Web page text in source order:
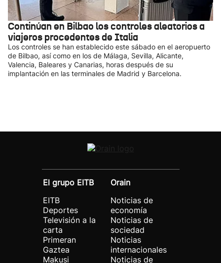
Continúan en Bilbao los controles aleatorios a
viajeros procedentes de Italia
Los controles se han establecido este sábado en el aeropuerto
de Bilbao, así como en los de Málaga, Sevilla, Alicante,
Valencia, Baleares y Canarias, horas después de su
implantación en las terminales de Madrid y Barcelona.
El grupo EITB
EITB
Deportes
Televisión a la
carta
Primeran
Gaztea
Makusi
Orain
Noticias de
economía
Noticias de
sociedad
Noticias
internacionales
Noticias de